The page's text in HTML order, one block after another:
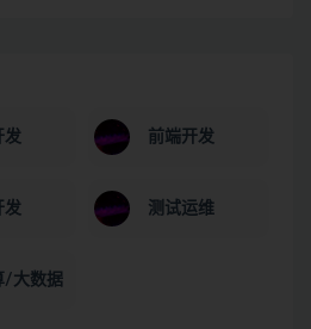
发 前端开发
发 测试运维
/大数据